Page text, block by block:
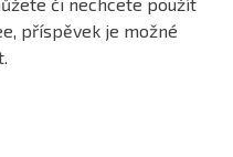
příspěvek je možné